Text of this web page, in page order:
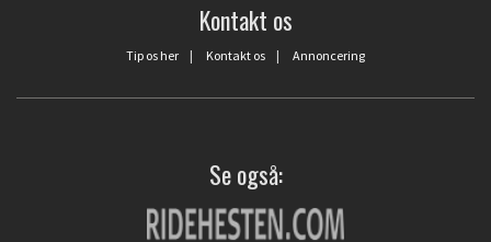
Kontakt os
Tip os her | Kontakt os | Annoncering
Se også: